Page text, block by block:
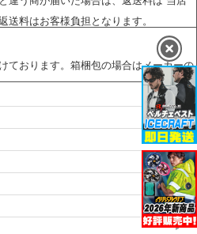
料はお客様負担となります。
ております。箱梱包の場合はメーカーの